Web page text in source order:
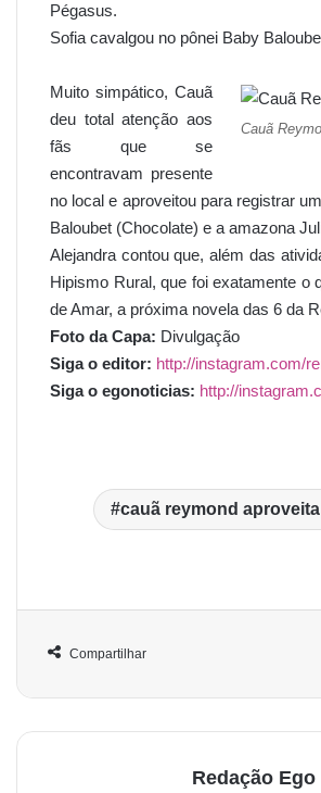
Pégasus.
Sofia cavalgou no pônei Baby
Cauã
Muito simpático, Cauã
deu total atenção aos
fãs que se
encontravam presente
no local e aproveitou para registrar
Baloubet (Chocolate) e a amazona
Alejandra contou que, além das
Hipismo Rural, que foi exatamente o
de Amar, a próxima novela das 6 da
Foto da Capa: Divulgação
Siga o editor: http://instagram.com/
Siga o egonoticias: http://
cauã reymond
Compartilhar
Redação